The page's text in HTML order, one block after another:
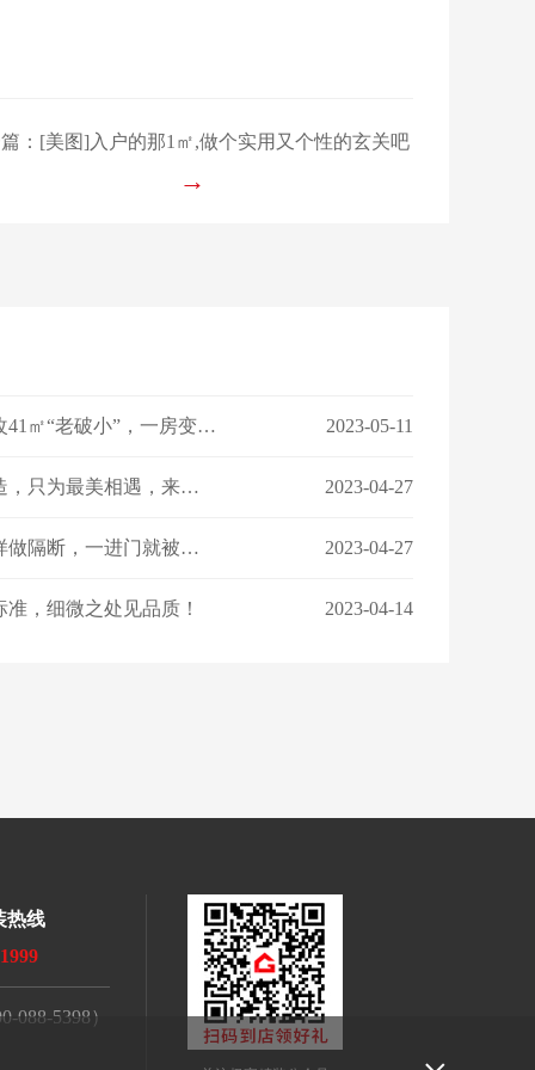
：[美图]入户的那1㎡,做个实用又个性的玄关吧
→
【设计案例】设计师爆改41㎡“老破小”，一房变三房，住祖孙三代五口人不拥挤！ 2023-05-11
【客户好评】丨匠心筑造，只为最美相遇，来看看ta们怎么说… 2023-04-27
【装修干货】丨玄关这样做隔断，一进门就被惊艳！ 2023-04-27
，细微之处见品质！ 2023-04-14
热线
088-5398）